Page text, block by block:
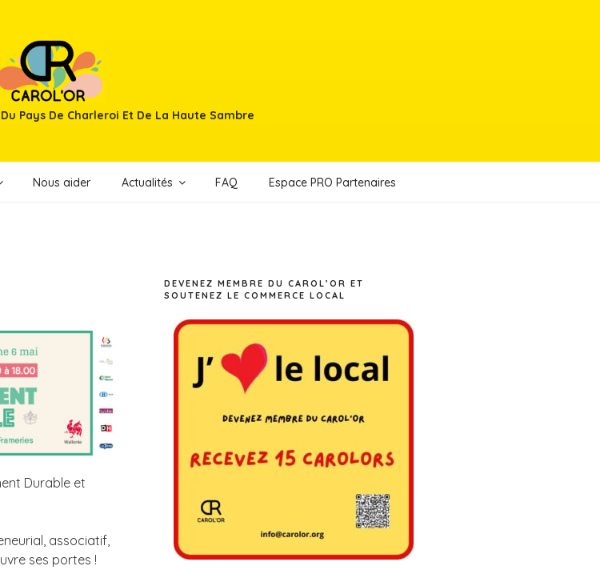
Pays De Charleroi Et De La Haute Sambre
Nous aider Actualités FAQ Espace PRO Partenaires
Durable et
associatif,
ses portes !
DEVENEZ MEMBRE DU CAROL’OR ET
SOUTENEZ LE COMMERCE LOCAL